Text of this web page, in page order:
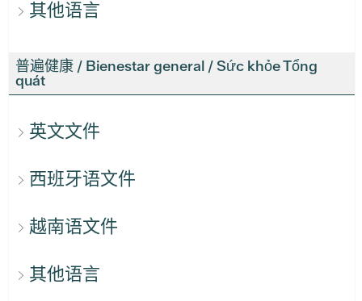
其他语言
普遍健康 / Bienestar general / Sức khỏe Tổng
quát
英文文件
西班牙语文件
越南语文件
其他语言